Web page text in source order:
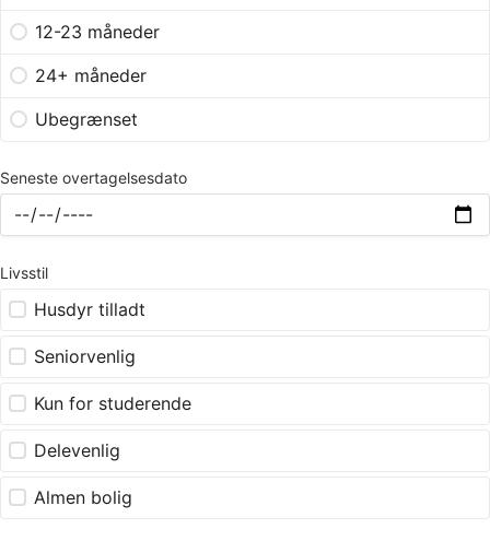
12-23 måneder
24+ måneder
Ubegrænset
Seneste overtagelsesdato
Livsstil
Husdyr tilladt
Seniorvenlig
Kun for studerende
Delevenlig
Almen bolig